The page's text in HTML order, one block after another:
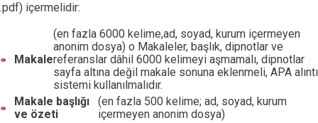
.pdf) içermelidir:
Makale
(en fazla 6000 kelime,ad, soyad, kurum içermeyen
anonim dosya) o Makaleler, başlık, dipnotlar ve
referanslar dâhil 6000 kelimeyi aşmamalı, dipnotlar
sayfa altına değil makale sonuna eklenmeli, APA alıntı
sistemi kullanılmalıdır.
Makale başlığı
ve özeti
(en fazla 500 kelime; ad, soyad, kurum
içermeyen anonim dosya)